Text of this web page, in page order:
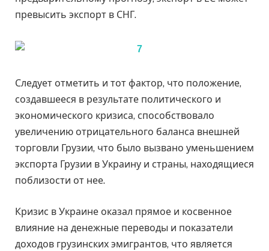
превысить экспорт в СНГ.
Следует отметить и тот фактор, что положение,
создавшееся в результате политического и
экономического кризиса, способствовало
увеличению отрицательного баланса внешней
торговли Грузии, что было вызвано уменьшением
экспорта Грузии в Украину и страны, находящиеся
поблизости от нее.
Кризис в Украине оказал прямое и косвенное
влияние на денежные переводы и показатели
доходов грузинских эмигрантов, что является